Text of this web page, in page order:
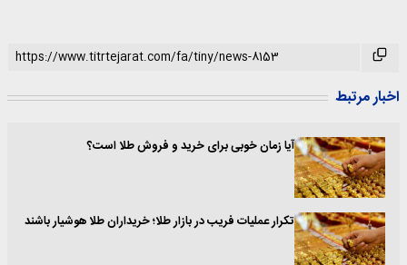
اخبار مرتبط
آیا زمان خوبی برای خرید و فروش طلا است؟
تکرار عملیات فریب در بازار طلا؛ خریداران طلا هوشیار باشند